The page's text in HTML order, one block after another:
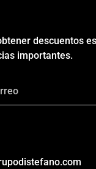
descuentos
importantes.